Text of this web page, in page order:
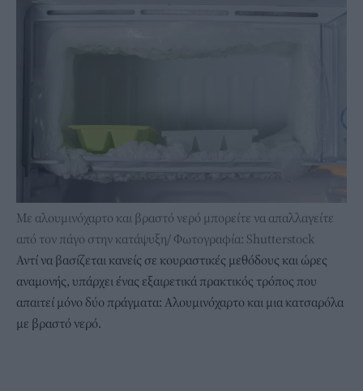
Με αλουμινόχαρτο και βραστό νερό μπορείτε να απαλλαγείτε
από τον πάγο στην κατάψυξη/ Φωτογραφία: Shutterstock
Αντί να βασίζεται κανείς σε κουραστικές μεθόδους και ώρες
αναμονής, υπάρχει ένας εξαιρετικά πρακτικός τρόπος που
απαιτεί μόνο δύο πράγματα: Aλουμινόχαρτο και μια κατσαρόλα
με βραστό νερό.